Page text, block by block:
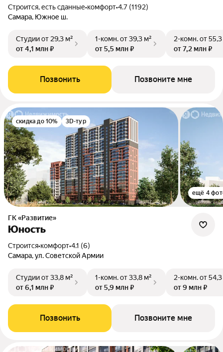
Строится, есть сданные•комфорт•4.7 (1192)
Самара, Южное ш.
Студииот 29,3 м²
от 4,1 млн ₽
1-комн.от 39,3 м²
от 5,5 млн ₽
2-комн.от
от 7,2 млн ₽
Позвонить Позвоните мне
скидка до 10% 3D-тур
ещё 4
ГК «Развитие»
Юность
Строится•комфорт•4.1 (6)
Самара, ул. Советской Армии
Студииот 33,8 м²
от 6,1 млн ₽
1-комн.от 33,8 м²
от 5,9 млн ₽
2-комн.от
от 9 млн ₽
Позвонить Позвоните мне